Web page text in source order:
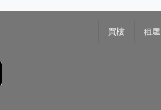
買樓 租屋